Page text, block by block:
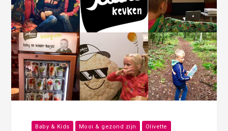
Baby & Kids Mooi & gezond zijn Olivette